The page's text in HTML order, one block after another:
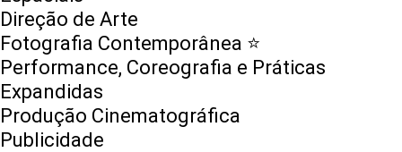
Direção de Arte
Fotografia Contemporânea ⭐️
Performance, Coreografia e Práticas
Expandidas
Produção Cinematográfica
Publicidade